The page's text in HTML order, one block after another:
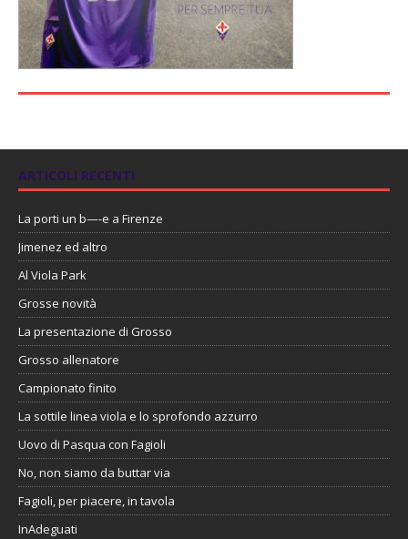
ARTICOLI RECENTI
La porti un b—-e a Firenze
Jimenez ed altro
Al Viola Park
Grosse novità
La presentazione di Grosso
Grosso allenatore
Campionato finito
La sottile linea viola e lo sprofondo azzurro
Uovo di Pasqua con Fagioli
No, non siamo da buttar via
Fagioli, per piacere, in tavola
InAdeguati